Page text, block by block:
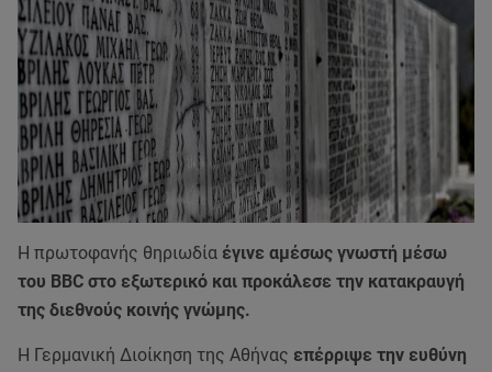
Η πρωτοφανής θηριωδία έγινε αμέσως γνωστή μέσω
του BBC στο εξωτερικό και προκάλεσε την κατακραυγή
της διεθνούς κοινής γνώμης.
Η Γερμανική Διοίκηση της Αθήνας επέρριψε την ευθύνη